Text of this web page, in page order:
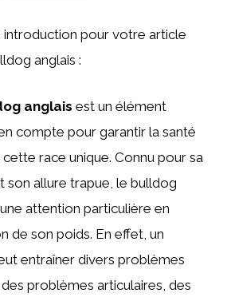
introduction pour votre article
anglais :
anglais est un élément
compte pour garantir la santé
race unique. Connu pour sa
son allure trapue, le bulldog
attention particulière en
de son poids. En effet, un
entraîner divers problèmes
problèmes articulaires, des